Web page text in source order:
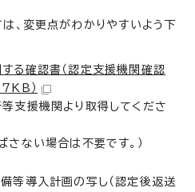
は、変更点がわかりやすいよう下
る確認書（認定支援機関確認
）
支援機関より取得してくださ
さない場合は不要です。）
等導入計画の写し（認定後返送